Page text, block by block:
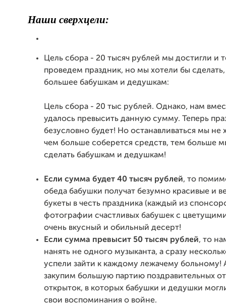
Наши сверхцели:
Цель сбора - 20 тысяч рублей мы достигли и
проведем праздник, но мы хотели бы
большее бабушкам и дедушкам:
Цель сбора - 20 тыс рублей. Однако, нам
удалось превысить данную сумму. Теперь
безусловно будет! Но останавливаться мы не
чем больше соберется средств, тем больше
сделать бабушкам и дедушкам!
Если сумма будет 40 тысяч рублей, то
обеда бабушки получат безумно красивые и
букеты в честь праздника (каждый из
фотографии счастливых бабушек с
очень вкусный и обильный десерт!
Если сумма превысит 50 тысяч рублей, то
нанять не одного музыканта, а сразу
успели зайти к каждому лежачему больному!
закупим большую партию поздравительных
открыток, в которых бабушки и дедушки
свои воспоминания о войне.